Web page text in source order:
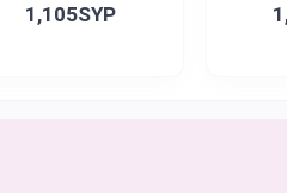
1,105SYP